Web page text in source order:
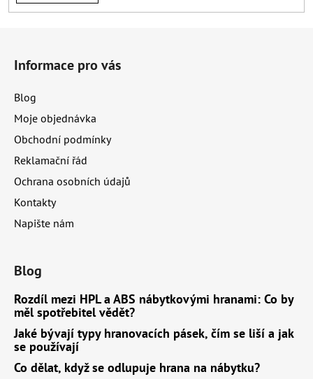
Informace pro vás
Blog
Moje objednávka
Obchodní podmínky
Reklamační řád
Ochrana osobních údajů
Kontakty
Napište nám
Blog
Rozdíl mezi HPL a ABS nábytkovými hranami: Co by
měl spotřebitel vědět?
Jaké bývají typy hranovacích pásek, čím se liší a jak
se používají
Co dělat, když se odlupuje hrana na nábytku?